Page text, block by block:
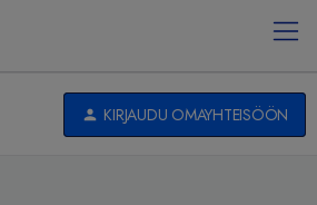
KIRJAUDU OMAYHTEISÖÖN